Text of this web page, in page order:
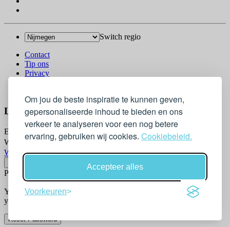
Om jou de beste inspiratie te kunnen geven,
gepersonaliseerde inhoud te bieden en ons
verkeer te analyseren voor een nog betere
ervaring, gebruiken wij cookies. Cookiebeleid.
Accepteer alles
Voorkeuren
Switch regio
Contact
Tip ons
Privacy
Log In
Email
Wachtwoord
Wachtwoord vergeten?
Please confirm login email below
You will receive an email containing a link allowing you to reset
your password to a new preferred one.